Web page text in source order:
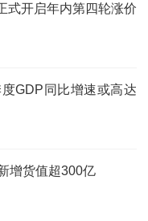
式开启年内第四轮涨价
GDP同比增速或高达
增货值超300亿